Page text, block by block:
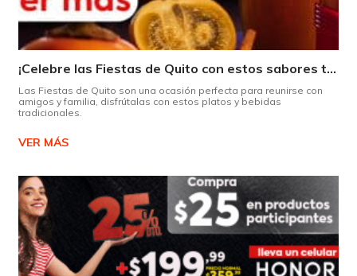
¡Celebre las Fiestas de Quito con estos sabores típicos!
Las Fiestas de Quito son una ocasión perfecta para reunirse con
amigos y familia, disfrútalas con estos platos y bebidas
tradicionales.
VER MÁS